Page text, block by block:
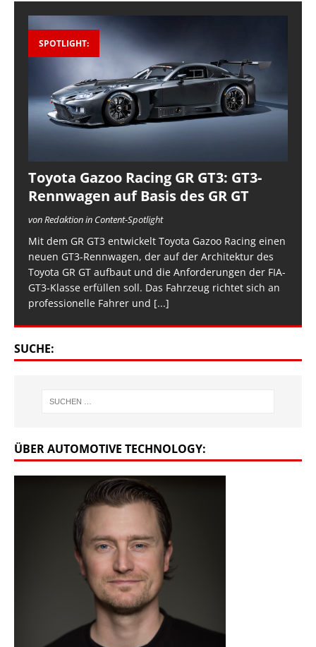
SPOTLIGHT:
Toyota Gazoo Racing GR GT3: GT3-
Rennwagen auf Basis des GR GT
von Redaktion in Content-Spotlight
Mit dem GR GT3 entwickelt Toyota Gazoo Racing einen
neuen GT3-Rennwagen, der auf der Architektur des
Toyota GR GT aufbaut und die Anforderungen der FIA-
GT3-Klasse erfüllen soll. Das Fahrzeug richtet sich an
professionelle Fahrer und [...]
SUCHE:
ÜBER AUTOMOTIVE TECHNOLOGY: